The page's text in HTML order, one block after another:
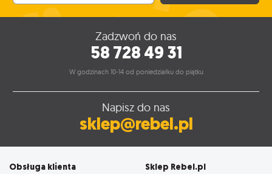
Zadzwoń do nas
58 728 49 31
W godzinach 10-14 od poniedziałku do piątku
Napisz do nas
sklep@rebel.pl
Obsługa klienta Sklep Rebel.pl